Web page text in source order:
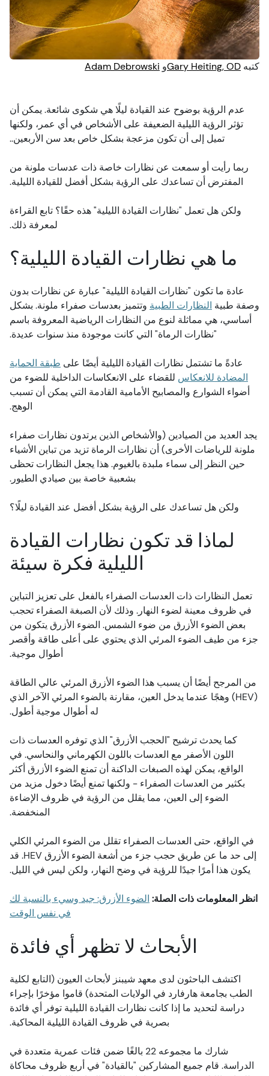
إصابات العين
الأعراض
فحص العين
صحة البصر
اختبارات العين
الآباء والأطفال
الحيوانات الأليفة
الصيانة
فيديوهات
كتبه Gary Heiting, ODو Adam Debrowski
عدم الرؤية بوضوح عند القيادة ليلًا هي شكوى شائعة. يمكن أن
تؤثر الرؤية الليلية الضعيفة على الأشخاص في أي عمر، ولكنها
تميل إلى أن تكون مزعجة بشكل خاص بعد سن الأربعين..
ربما رأيت أو سمعت عن نظارات خاصة ذات عدسات ملونة من
المفترض أن تساعدك على الرؤية بشكل أفضل للقيادة الليلية.
ولكن هل تعمل "نظارات القيادة الليلية" هذه حقًا؟ تابع القراءة
لمعرفة ذلك.
ما هي نظارات القيادة الليلية؟
عادة ما تكون "نظارات القيادة الليلية" عبارة عن نظارات بدون
وصفة طبية النظارات الطبية وتتميز بعدسات صفراء ملونة. بشكل
أساسي، هي مماثلة لنوع من النظارات الرياضية المعروفة باسم
"نظارات الرماة" التي كانت موجودة منذ سنوات عديدة.
عادةً ما تشتمل نظارات القيادة الليلية أيضًا على طبقة الحماية
المضادة للانعكاس للقضاء على الانعكاسات الداخلية للضوء من
أضواء الشوارع والمصابيح الأمامية القادمة التي يمكن أن تسبب
الوهج.
يجد العديد من الصيادين (والأشخاص الذين يرتدون نظارات صفراء
ملونة للرياضات الأخرى) أن نظارات الرماة تزيد من تباين الأشياء
حين النظر إلى سماء ملبدة بالغيوم. هذا يجعل النظارات تحظى
بشعبية خاصة بين صيادي الطيور.
ولكن هل تساعدك على الرؤية بشكل أفضل عند القيادة ليلًا؟
لماذا قد تكون نظارات القيادة
الليلية فكرة سيئة
تعمل النظارات ذات العدسات الصفراء بالفعل على تعزيز التباين
في ظروف معينة لضوء النهار. وذلك لأن الصبغة الصفراء تحجب
بعض الضوء الأزرق من ضوء الشمس. الضوء الأزرق يتكون من
جزء من طيف الضوء المرئي الذي يحتوي على أعلى طاقة وأقصر
أطوال موجية.
من المرجح أيضًا أن يسبب هذا الضوء الأزرق المرئي عالي الطاقة
(HEV) وهجًا عندما يدخل العين، مقارنة بالضوء المرئي الآخر الذي
له أطوال موجية أطول.
كما يحدث ترشيح "الحجب الأزرق" الذي توفره العدسات ذات
اللون الأصفر مع العدسات باللون الكهرماني والنحاسي. في
الواقع، يمكن لهذه الصبغات الداكنة أن تمنع الضوء الأزرق أكثر
بكثير من العدسات الصفراء - ولكنها تمنع أيضًا دخول مزيد من
الضوء إلى العين، مما يقلل من الرؤية في ظروف الإضاءة
المنخفضة.
في الواقع، حتى العدسات الصفراء تقلل من الضوء المرئي الكلي
إلى حد ما عن طريق حجب جزء من أشعة الضوء الأزرق HEV. قد
يكون هذا أمرًا جيدًا للرؤية في وضح النهار، ولكن ليس في الليل.
انظر المعلومات ذات الصلة: الضوء الأزرق: جيد وسيء بالنسبة لك
في نفس الوقت
الأبحاث لا تظهر أي فائدة
اكتشف الباحثون لدى معهد شيبنز لأبحاث العيون (التابع لكلية
الطب بجامعة هارفارد في الولايات المتحدة) قاموا مؤخرًا بإجراء
دراسة لتحديد ما إذا كانت نظارات القيادة الليلية توفر أي فائدة
بصرية في ظروف القيادة الليلية المحاكية.
شارك ما مجموعه 22 بالغًا ضمن فئات عمرية متعددة في
الدراسة. قام جميع المشاركين "بالقيادة" في أربع ظروف محاكاة